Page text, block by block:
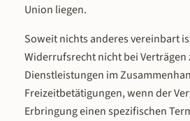
Union liegen.
Soweit nichts anderes vereinbart
Widerrufsrecht nicht bei
Dienstleistungen im
Freizeitbetätigungen, wenn der
Erbringung einen spezifischen